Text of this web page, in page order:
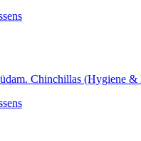
Chinchillas (Hygiene